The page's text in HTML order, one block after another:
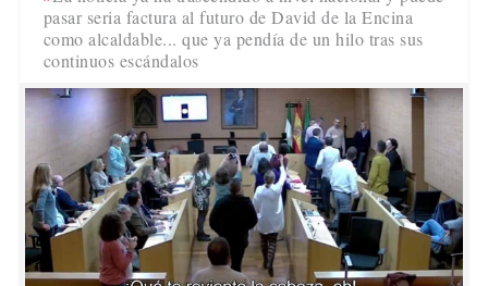
pasar seria factura al futuro de David de la Encina
como alcaldable... que ya pendía de un hilo tras sus
continuos escándalos